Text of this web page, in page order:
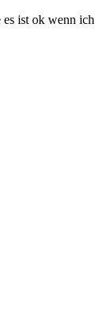
ist ok wenn ich